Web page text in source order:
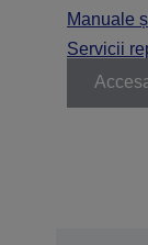
Manuale
Servicii